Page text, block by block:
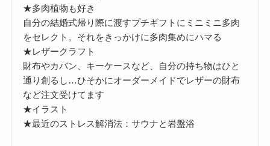
★多肉植物も好き
自分の結婚式帰り際に渡すプチギフトにミニミニ多肉
をセレクト。それをきっかけに多肉集めにハマる
★レザークラフト
財布やカバン、キーケースなど、自分の持ち物はひと
通り創るし…ひそかにオーダーメイドでレザーの財布
など注文受けてます
★イラスト
★最近のストレス解消法：サウナと岩盤浴